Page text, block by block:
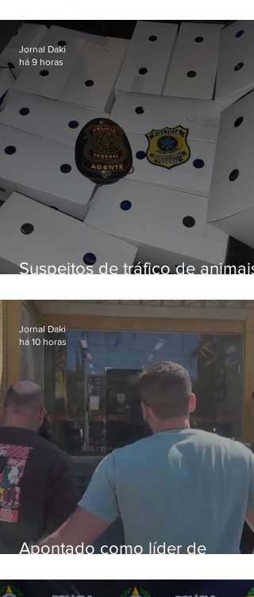
Fluminense
Suspeitos de tráfico de animais
aves
Jornal Daki
há 9 horas
Apontado como líder de
aposentados é preso
Jornal Daki
há 10 horas